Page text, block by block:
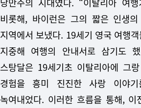
비롯해, 바이런은 그의 짧은 인생
지역에서 보냈다. 19세기 영국 여행
지중해 여행의 안내서로 삼기도
스탕달은 19세기초 이탈리아에 그
경험을 흥미 진진한 사랑 이야
녹여내었다. 이러한 흐름을 통해, 이